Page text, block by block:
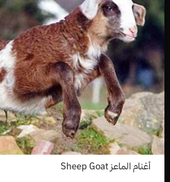
أغنام الماعز Sheep Goat